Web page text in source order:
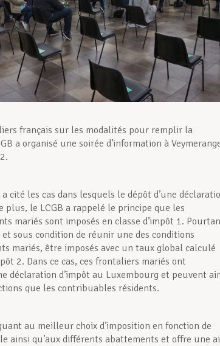
français sur les modalités pour remplir la
a organisé une soirée d’information à
cité les cas dans lesquels le dépôt d’une
plus, le LCGB a rappelé le principe que les
mariés sont imposés en classe d’impôt 1.
sous condition de réunir une des conditions
mariés, être imposés avec un taux global calculé
2. Dans ce cas, ces frontaliers mariés ont
déclaration d’impôt au Luxembourg et peuvent
que les contribuables résidents.
au meilleur choix d’imposition en fonction de
ainsi qu’aux différents abattements et offre une